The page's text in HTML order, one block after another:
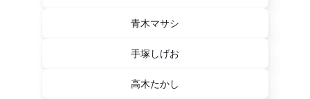
青木マサシ
手塚しげお
高木たかし